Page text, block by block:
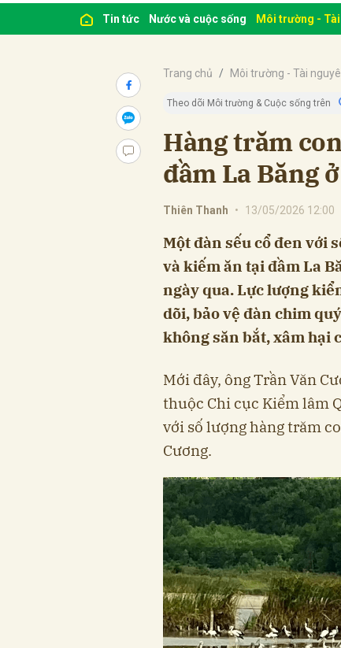
Tin tức Nước và cuộc sống Môi trường -
Trang chủ Môi trường - Tài
Theo dõi Môi trường & Cuộc sống trên
Hàng trăm
đầm La Băng
Thiên Thanh • 13/05/2026 12:00
Một đàn sếu cổ đen với
và kiếm ăn tại đầm La
ngày qua. Lực lượng
dõi, bảo vệ đàn chim
không săn bắt, xâm hại
Mới đây, ông Trần Văn
thuộc Chi cục Kiểm lâm
với số lượng hàng trăm
Cương.